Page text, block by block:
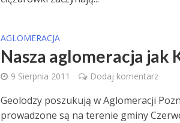
AGLOMERACJA
Nasza aglomeracja jak
9 Sierpnia 2011 Dodaj komentarz
Geolodzy poszukują w Aglomeracji
prowadzone są na terenie gminy